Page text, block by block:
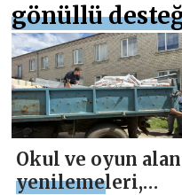
gönüllü
Okul ve oyun
yenilemeleri,